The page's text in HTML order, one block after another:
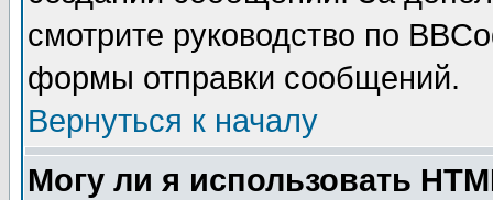
смотрите руководство по
формы отправки сообщений.
Вернуться к началу
Могу ли я использовать